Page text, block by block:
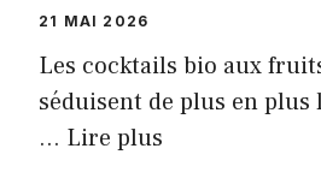
21 MAI 2026
Les cocktails bio aux
séduisent de plus en plus
… Lire plus